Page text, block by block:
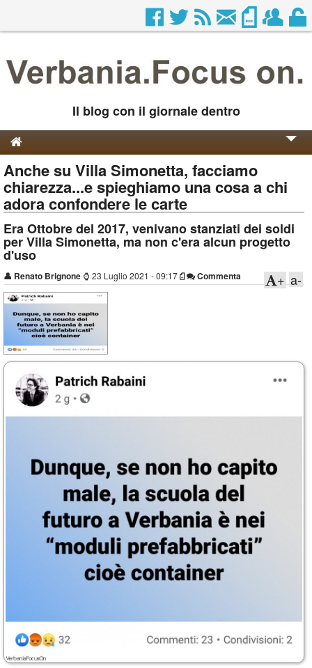
Il blog con il giornale dentro
Genesi e Storia
Contatti
Anche su Villa Simonetta, facciamo
chiarezza...e spieghiamo una cosa a chi
adora confondere le carte
Era Ottobre del 2017, venivano stanziati dei soldi
per Villa Simonetta, ma non c'era alcun progetto
d'uso
👤 Renato Brignone ⌚ 23 Luglio 2021 - 09:17 Commenta a-
+